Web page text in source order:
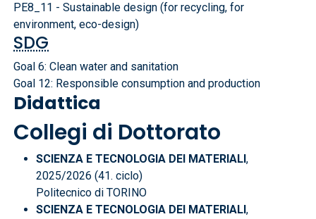
PE8_11 - Sustainable design (for recycling, for
environment, eco-design)
SDG
Goal 6: Clean water and sanitation
Goal 12: Responsible consumption and production
Didattica
Collegi di Dottorato
SCIENZA E TECNOLOGIA DEI MATERIALI,
2025/2026 (41. ciclo)
Politecnico di TORINO
SCIENZA E TECNOLOGIA DEI MATERIALI,